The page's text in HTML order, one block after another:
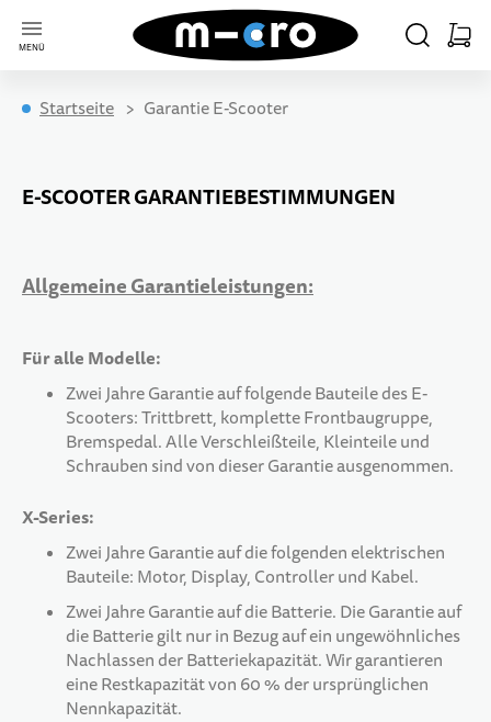
MENÜ SUCHE
ALLE ARTIKEL
2 JAHRE+
5 JAHRE+
10 JAHRE+
TEENS
ALLE ARTIKEL
SHOPPING & AUSFLÜGE
NATURWEGE
SPORT & FREIZEIT
ALLE ARTIKEL
ALLE ARTIKEL
ALLE ARTIKEL
ALLE ARTIKEL
ALLE ARTIKEL
ALLE ARTIKEL
FREESTYLE
Startseite Garantie E-Scooter
E-SCOOTER GARANTIEBESTIMMUNGEN
Allgemeine Garantieleistungen:
Für alle Modelle:
Zwei Jahre Garantie auf folgende Bauteile des E-
Scooters: Trittbrett, komplette Frontbaugruppe,
Bremspedal. Alle Verschleißteile, Kleinteile und
Schrauben sind von dieser Garantie ausgenommen.
X-Series:
Zwei Jahre Garantie auf die folgenden elektrischen
Bauteile: Motor, Display, Controller und Kabel.
Zwei Jahre Garantie auf die Batterie. Die Garantie auf
die Batterie gilt nur in Bezug auf ein ungewöhnliches
Nachlassen der Batteriekapazität. Wir garantieren
eine Restkapazität von 60 % der ursprünglichen
Nennkapazität.